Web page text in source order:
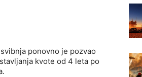
ponovno je pozvao
kvote od 4 leta po